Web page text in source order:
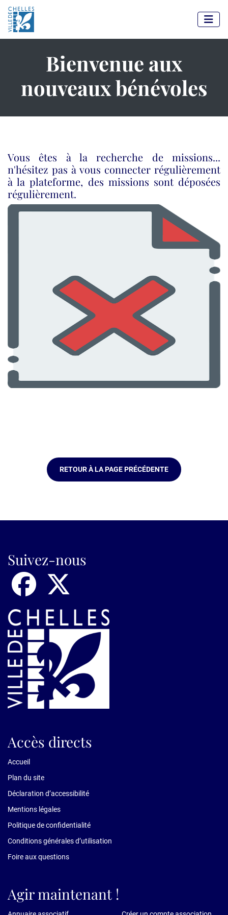
Bienvenue aux
nouveaux bénévoles
Vous êtes à la recherche de missions...
n'hésitez pas à vous connecter régulièrement
à la plateforme, des missions sont déposées
régulièrement.
RETOUR À LA PAGE PRÉCÉDENTE
Suivez-nous
Accès directs
Accueil
Plan du site
Déclaration d’accessibilité
Mentions légales
Politique de confidentialité
Conditions générales d’utilisation
Foire aux questions
Agir maintenant !
Panneau de gestion des cookies